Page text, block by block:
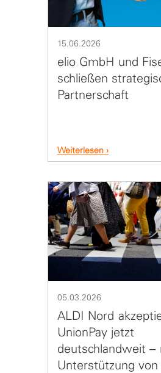
15.06.2026
elio GmbH und
schließen
Partnerschaft
Weiterlesen
05.03.2026
ALDI Nord
UnionPay jetzt
deutschlandweit –
Unterstützung